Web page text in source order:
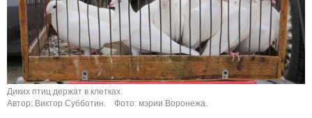
Диких птиц держат в клетках.
Автор: Виктор Субботин.
Фото: мэрии Воронежа.